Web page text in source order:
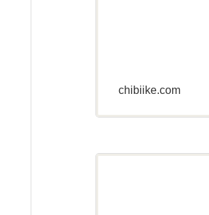
chibiike.com